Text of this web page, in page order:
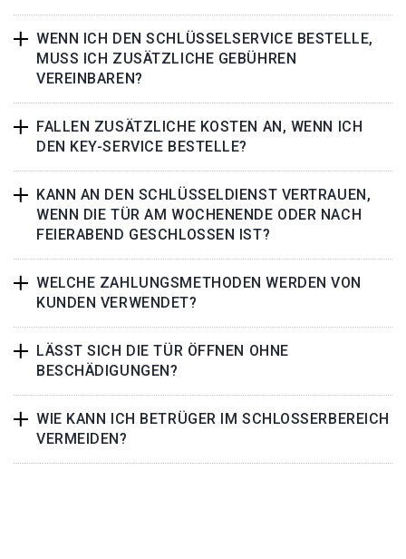
WENN ICH DEN SCHLÜSSELSERVICE BESTELLE,
MUSS ICH ZUSÄTZLICHE GEBÜHREN
VEREINBAREN?
FALLEN ZUSÄTZLICHE KOSTEN AN, WENN ICH
DEN KEY-SERVICE BESTELLE?
KANN AN DEN SCHLÜSSELDIENST VERTRAUEN,
WENN DIE TÜR AM WOCHENENDE ODER NACH
FEIERABEND GESCHLOSSEN IST?
WELCHE ZAHLUNGSMETHODEN WERDEN VON
KUNDEN VERWENDET?
LÄSST SICH DIE TÜR ÖFFNEN OHNE
BESCHÄDIGUNGEN?
WIE KANN ICH BETRÜGER IM SCHLOSSERBEREICH
VERMEIDEN?